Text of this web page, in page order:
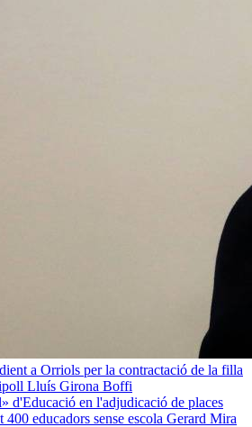
a Orriols per la contractació de la filla
Lluís Girona Boffi
d'Educació en l'adjudicació de places
educadors sense escola Gerard Mira